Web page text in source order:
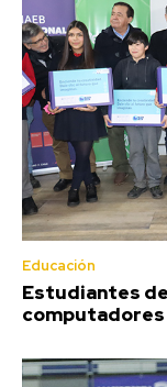
Educación
Estudiantes
computadores